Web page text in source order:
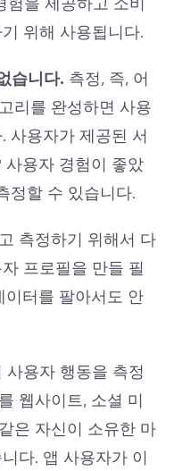
위해 사용됩니다.
습니다. 측정, 즉, 어
리를 완성하면 사용
사용자가 제공된 서
사용자 경험이 좋았
정할 수 있습니다.
측정하기 위해서 다
프로필을 만들 필
이터를 팔아서도 안
사용자 행동을 측정
웹사이트, 소셜 미
은 자신이 소유한 마
다. 앱 사용자가 이